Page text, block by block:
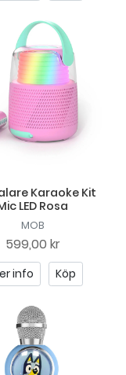
Karaoke Kit
LED Rosa
MOB
599,00 kr
info Köp